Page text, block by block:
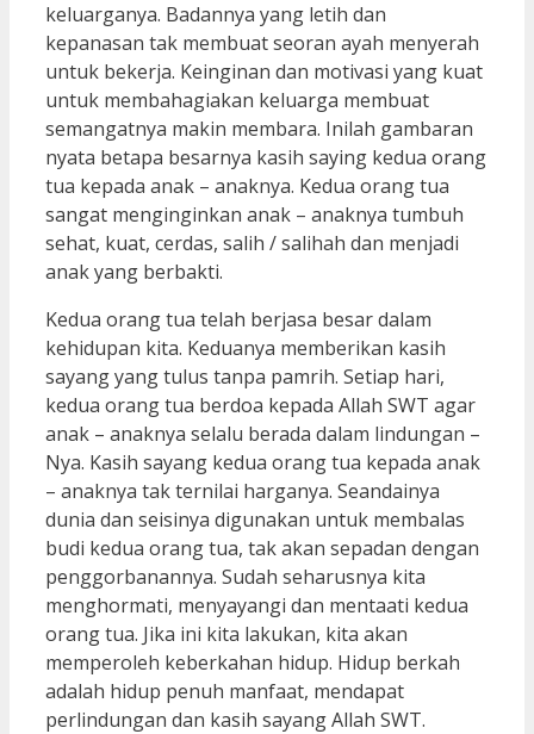
keluarganya. Badannya yang letih dan
kepanasan tak membuat seoran ayah menyerah
untuk bekerja. Keinginan dan motivasi yang kuat
untuk membahagiakan keluarga membuat
semangatnya makin membara. Inilah gambaran
nyata betapa besarnya kasih saying kedua orang
tua kepada anak – anaknya. Kedua orang tua
sangat menginginkan anak – anaknya tumbuh
sehat, kuat, cerdas, salih / salihah dan menjadi
anak yang berbakti.
Kedua orang tua telah berjasa besar dalam
kehidupan kita. Keduanya memberikan kasih
sayang yang tulus tanpa pamrih. Setiap hari,
kedua orang tua berdoa kepada Allah SWT agar
anak – anaknya selalu berada dalam lindungan –
Nya. Kasih sayang kedua orang tua kepada anak
– anaknya tak ternilai harganya. Seandainya
dunia dan seisinya digunakan untuk membalas
budi kedua orang tua, tak akan sepadan dengan
penggorbanannya. Sudah seharusnya kita
menghormati, menyayangi dan mentaati kedua
orang tua. Jika ini kita lakukan, kita akan
memperoleh keberkahan hidup. Hidup berkah
adalah hidup penuh manfaat, mendapat
perlindungan dan kasih sayang Allah SWT.